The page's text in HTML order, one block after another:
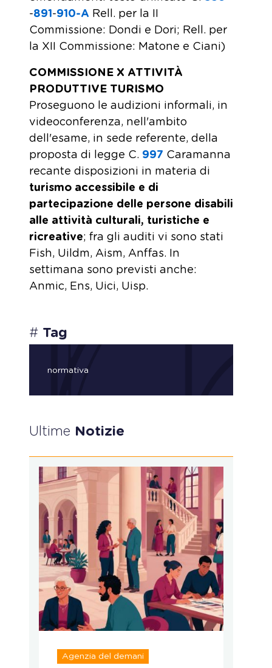
-891​-910-A ​ Rell. per la II
Commissione: Dondi e Dori; Rell. per
la XII Commissione: Matone e Ciani)
COMMISSIONE X ATTIVITÀ
PRODUTTIVE TURISMO
Proseguono le audizioni informali, in
videoconferenza, nell'ambito
dell'esame, in sede referente, della
proposta di legge C. 997 ​ Caramanna
recante disposizioni in materia di
turismo accessibile e di
partecipazione delle persone disabili
alle attività culturali, turistiche e
ricreative; fra gli auditi vi sono stati
Fish, Uildm, Aism, Anffas. In
settimana sono previsti anche:
Anmic, Ens, Uici, Uisp.
# Tag
normativa
Ultime Notizie
Agenzia del demani